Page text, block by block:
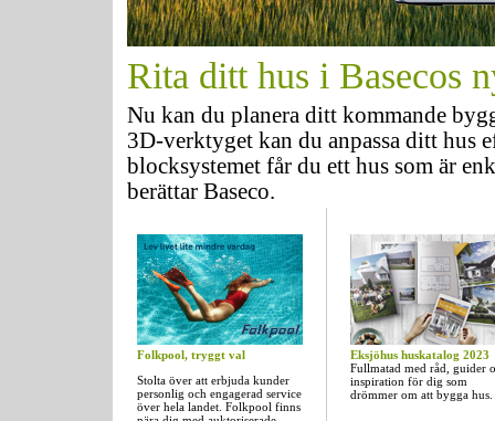
Rita ditt hus i Basecos
Nu kan du planera ditt kommande
3D-verktyget kan du anpassa ditt hus
blocksystemet får du ett hus som är
berättar Baseco.
Folkpool, tryggt val
Stolta över att erbjuda kunder
personlig och engagerad service
över hela landet. Folkpool finns
Eksjöhus huskatalog 2023
Fullmatad med råd, guider
inspiration för dig som
drömmer om att bygga hus.